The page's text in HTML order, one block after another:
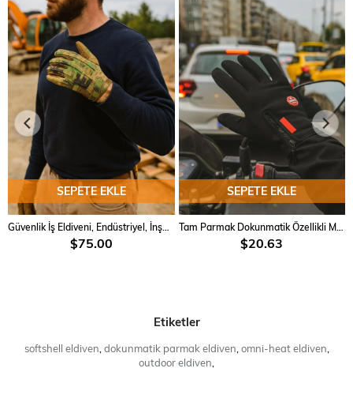
SEPETE EKLE
Güvenlik İş Eldiveni, Endüstriyel, İnşaat ve Sürücü Kullanımı İçin Single Sword Taktik Mekanik Eldiven -Güvenlik İş Eldiveni, Endüstriyel, İnşaat ve Sürücü Kullanımı İçin
$75.00
SEPETE EKLE
Tam Parmak Dokunmatik Özellikli Motosiklet Ve Bisiklet Eldiveni, Sporcu, Ağırlık Eldiveni
$20.63
Etiketler
softshell eldiven dokunmatik parmak eldiven omni-heat eldiven
outdoor eldiven